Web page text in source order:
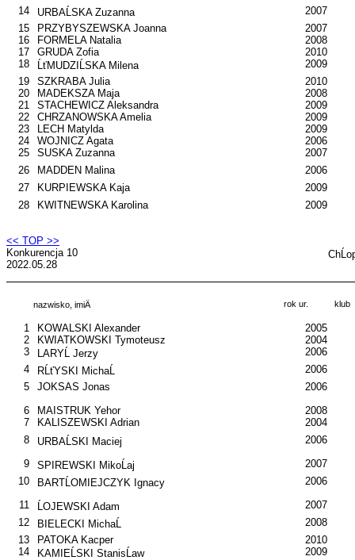
14
URBAĹSKA Zuzanna
2007
15
PRZYBYSZEWSKA Joanna
2007
16
FORMELA Natalia
2008
17
GRUDA Zofia
2010
18
ĹťMUDZIĹSKA Milena
2009
19
SZKRABA Julia
2010
20
MADEKSZA Maja
2008
21
STACHEWICZ Aleksandra
2009
22
CHRZANOWSKA Amelia
2009
23
LECH Matylda
2009
24
WOJNICZ Agata
2006
25
SUSKA Zuzanna
2007
26
MADDEN Malina
2006
27
KURPIEWSKA Kaja
2009
28
KWITNEWSKA Karolina 2009
<< TOP >>
Konkurencja 10
2022.05.28
nazwisko, imiÄ rok ur. klub
1 KOWALSKI Alexander
2005
2
KWIATKOWSKI Tymoteusz
2004
3
LARYĹ Jerzy
2006
4
RĹťYSKI MichaĹ
2006
5
JOKSAS Jonas
2006
6
MAISTRUK Yehor
2008
7
KALISZEWSKI Adrian
2004
8
URBAĹSKI Maciej
2006
9
SPIREWSKI MikoĹaj
2007
10
BARTĹOMIEJCZYK Ignacy
2006
11
ĹOJEWSKI Adam
2007
12
BIELECKI MichaĹ
2008
13
PATOKA Kacper
2010
14
KAMIEĹSKI StanisĹaw
2009